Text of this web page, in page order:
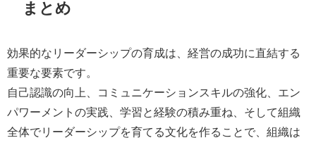
まとめ
効果的なリーダーシップの育成は、経営の成功に直結する
重要な要素です。
自己認識の向上、コミュニケーションスキルの強化、エン
パワーメントの実践、学習と経験の積み重ね、そして組織
全体でリーダーシップを育てる文化を作ることで、組織は